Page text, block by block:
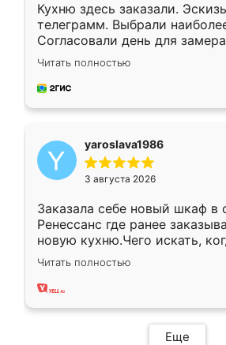
Кухню здесь заказали.
телеграмм. Выбрали
Согласовали день для
недели кухня была уже
довольны работой. Спасибо
мебель за качественную
Читать полностью
yaroslava1986
3 августа 2026
Заказала себе новый шкаф в
Ренессанс где ранее
новую кухню.Чего искать,
вполне довольна. Служит
два года, нареканий нет.
Читать полностью
Еще